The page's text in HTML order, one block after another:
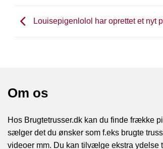
Louisepigenlolol har oprettet et nyt
Om os
Hos Brugtetrusser.dk kan du finde frække
sælger det du ønsker som f.eks brugte
videoer mm. Du kan tilvælge ekstra ydelse